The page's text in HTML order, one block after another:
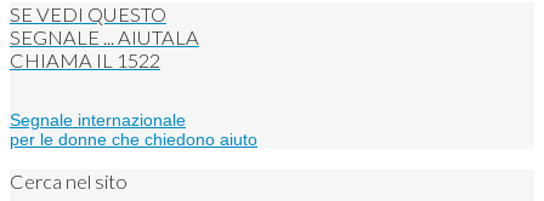
SE VEDI QUESTO
SEGNALE ... AIUTALA
CHIAMA IL 1522
Segnale internazionale
per le donne che chiedono aiuto
Cerca nel sito